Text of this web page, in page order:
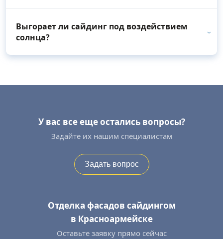
Выгорает ли сайдинг под воздействием
солнца?
У вас все еще остались вопросы?
Задайте их нашим специалистам
Задать вопрос
Отделка фасадов сайдингом
в Красноармейске
Оставьте заявку прямо сейчас